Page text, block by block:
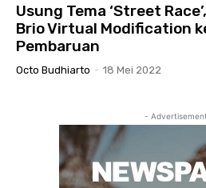
Usung Tema ‘Street
Brio Virtual Modification
Pembaruan
Octo Budhiarto - 18 Mei 2022
-